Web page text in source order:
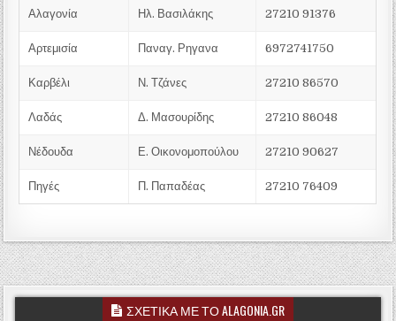
Αλαγονία Ηλ. Βασιλάκης 27210 91376
Αρτεμισία Παναγ. Ρηγανα 6972741750
Καρβέλι Ν. Τζάνες 27210 86570
Λαδάς Δ. Μασουρίδης 27210 86048
Νέδουδα Ε. Οικονομοπούλου 27210 90627
Πηγές Π. Παπαδέας 27210 76409
ΣΧΕΤΙΚΑ ΜΕ ΤΟ ALAGONIA.GR